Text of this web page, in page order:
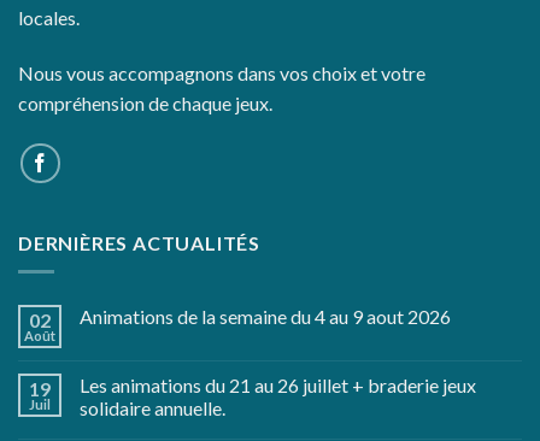
locales.
Nous vous accompagnons dans vos choix et votre
compréhension de chaque jeux.
DERNIÈRES ACTUALITÉS
02
Août
Animations de la semaine du 4 au 9 aout 2026
19
Juil
Les animations du 21 au 26 juillet + braderie jeux
solidaire annuelle.